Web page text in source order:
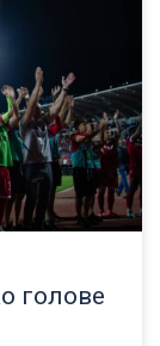
голове